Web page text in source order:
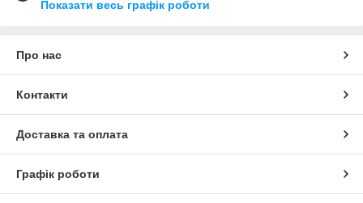
Показати весь графік роботи
Про нас
Контакти
Доставка та оплата
Графік роботи